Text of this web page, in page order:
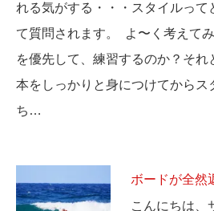
れる気がする・・・スタイルって
て質問されます。 よ〜く考えて
を優先して、練習するのか？それ
本をしっかりと身につけてからス
ち…
ボードが全然
こんにちは、